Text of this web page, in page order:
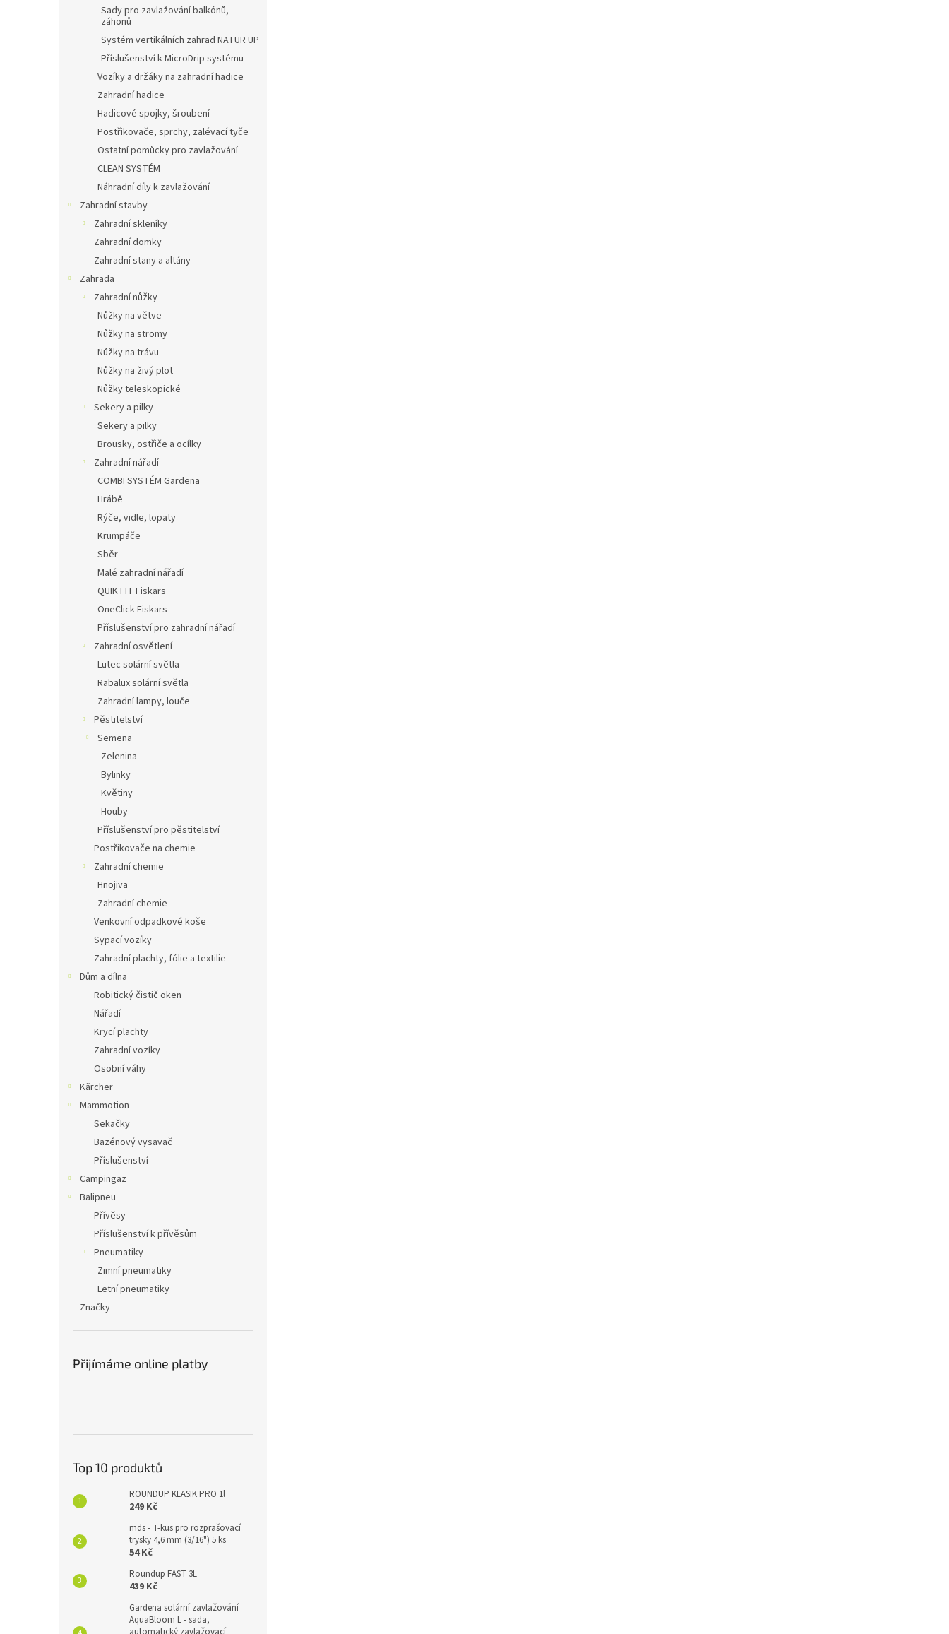
Sady pro zavlažování balkónů,
záhonů
Systém vertikálních zahrad NATUR UP
Příslušenství k MicroDrip systému
Vozíky a držáky na zahradní hadice
Zahradní hadice
Hadicové spojky, šroubení
Postřikovače, sprchy, zalévací tyče
Ostatní pomůcky pro zavlažování
CLEAN SYSTÉM
Náhradní díly k zavlažování
Zahradní stavby
Zahradní skleníky
Zahradní domky
Zahradní stany a altány
Zahrada
Zahradní nůžky
Nůžky na větve
Nůžky na stromy
Nůžky na trávu
Nůžky na živý plot
Nůžky teleskopické
Sekery a pilky
Sekery a pilky
Brousky, ostřiče a ocílky
Zahradní nářadí
COMBI SYSTÉM Gardena
Hrábě
Rýče, vidle, lopaty
Krumpáče
Sběr
Malé zahradní nářadí
QUIK FIT Fiskars
OneClick Fiskars
Příslušenství pro zahradní nářadí
Zahradní osvětlení
Lutec solární světla
Rabalux solární světla
Zahradní lampy, louče
Pěstitelství
Semena
Zelenina
Bylinky
Květiny
Houby
Příslušenství pro pěstitelství
Postřikovače na chemie
Zahradní chemie
Hnojiva
Zahradní chemie
Venkovní odpadkové koše
Sypací vozíky
Zahradní plachty, fólie a textilie
Dům a dílna
Robitický čistič oken
Nářadí
Krycí plachty
Zahradní vozíky
Osobní váhy
Kärcher
Mammotion
Sekačky
Bazénový vysavač
Příslušenství
Campingaz
Balipneu
Přívěsy
Příslušenství k přívěsům
Pneumatiky
Zimní pneumatiky
Letní pneumatiky
Značky
Přijímáme online platby
Top 10 produktů
ROUNDUP KLASIK PRO 1l
249 Kč
mds - T-kus pro rozprašovací
trysky 4,6 mm (3/16") 5 ks
54 Kč
Roundup FAST 3L
439 Kč
Gardena solární zavlažování
AquaBloom L - sada,